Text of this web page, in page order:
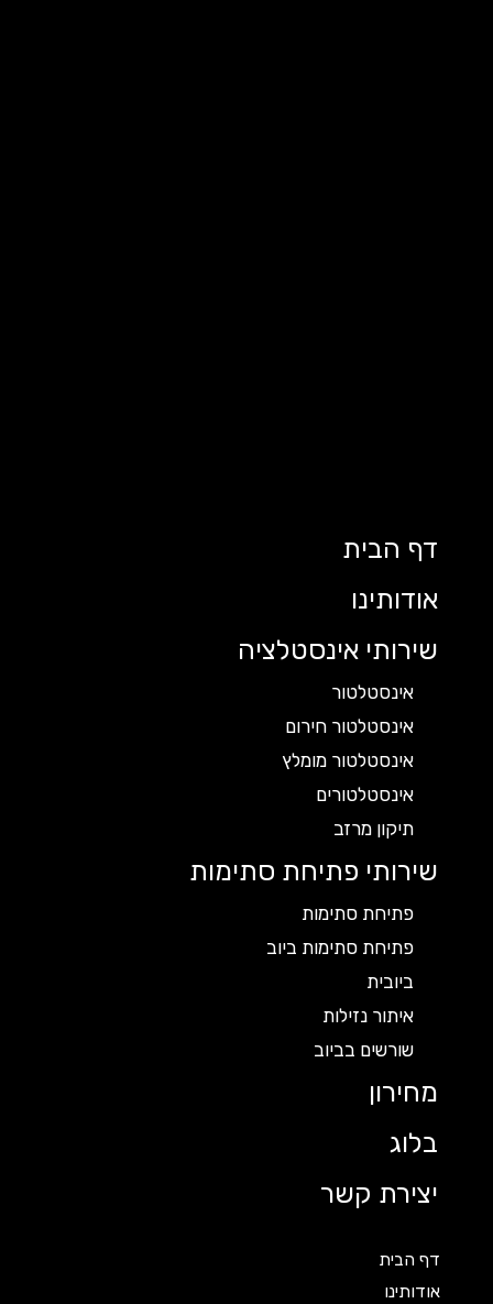
דף הבית
אודותינו
שירותי אינסטלציה
אינסטלטור
אינסטלטור חירום
אינסטלטור מומלץ
אינסטלטורים
תיקון מרזב
שירותי פתיחת סתימות
פתיחת סתימות
פתיחת סתימות ביוב
ביובית
איתור נזילות
שורשים בביוב
מחירון
בלוג
יצירת קשר
דף הבית
אודותינו